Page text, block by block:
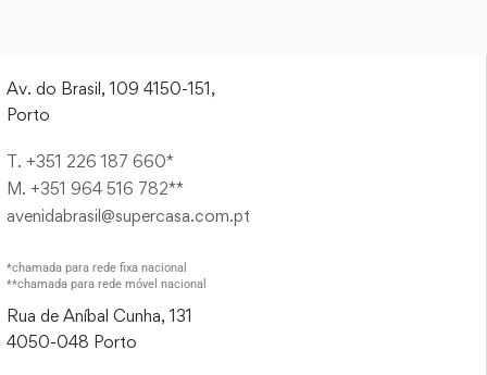
Av. do Brasil, 109 4150-151,
Porto
T. +351 226 187 660*
M. +351 964 516 782**
avenidabrasil@supercasa.com.pt
*chamada para rede fixa nacional
**chamada para rede móvel nacional
Rua de Aníbal Cunha, 131
4050-048 Porto